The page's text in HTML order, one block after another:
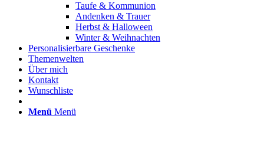
Taufe & Kommunion
Andenken & Trauer
Herbst & Halloween
Winter & Weihnachten
Personalisierbare Geschenke
Themenwelten
Über mich
Kontakt
Wunschliste
Menü Menü